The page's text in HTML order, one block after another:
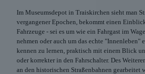
Im Museumsdepot in Traiskirchen sieht man
vergangener Epochen, bekommt einen
Fahrzeuge - sei es um wie ein Fahrgast im
nehmen oder auch um das echte "Innenleben"
kennen zu lernen, praktisch mit einem Blick
oder korrekter in den Fahrschalter. Des
an den historischen Straßenbahnen gearbeitet